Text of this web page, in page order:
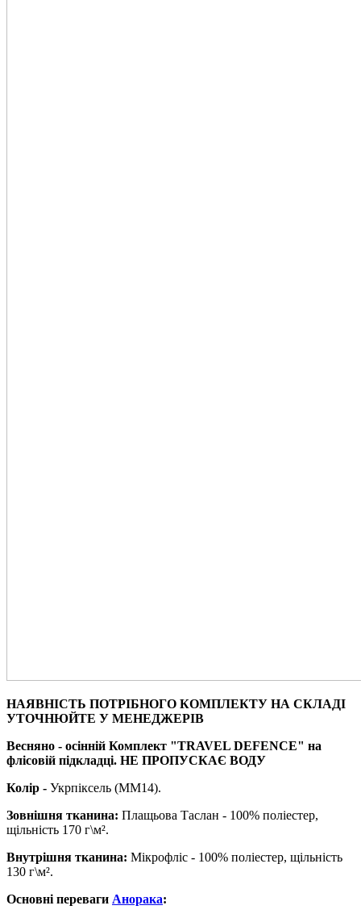
НАЯВНІСТЬ ПОТРІБНОГО КОМПЛЕКТУ НА СКЛАДІ
УТОЧНЮЙТЕ У МЕНЕДЖЕРІВ
Весняно - осінній Комплект "TRAVEL DEFENCE" на
флісовій підкладці. НЕ ПРОПУСКАЄ ВОДУ
Колір - Укрпіксель (ММ14).
Зовнішня тканина: Плащьова Таслан - 100% поліестер,
щільність 170 г\м².
Внутрішня тканина: Мікрофліс - 100% поліестер, щільність
130 г\м².
Основні переваги Анорака: